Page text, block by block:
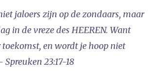
jaloers zijn op de zondaars, maar
in de vreze des HEEREN. Want
en wordt je hoop niet
Spreuken 23:17-18